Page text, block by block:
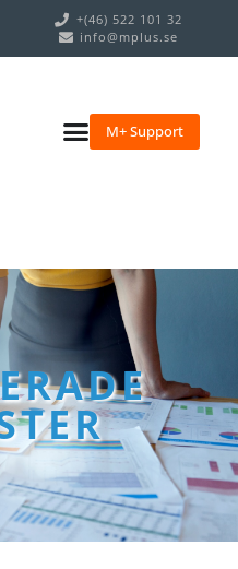
+(46) 522 101 32
info@mplus.se
M+ Support